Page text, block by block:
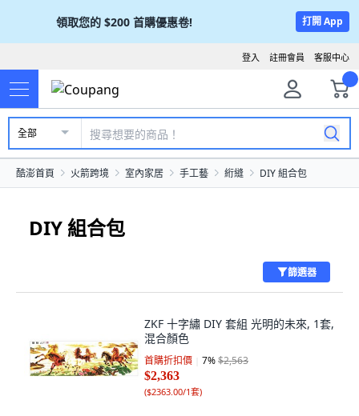
領取您的 $200 首購優惠卷! 打開 App
客服中心
註冊會員
登入
全部
酷澎首頁 火箭跨境 室內家居 手工藝 絎縫 DIY 組合包
DIY 組合包
篩選器
ZKF 十字繡 DIY 套組 光明的未來, 1套,
混合顏色
首購折扣價 7%$2,563
$2,363
($2363.00/1套)